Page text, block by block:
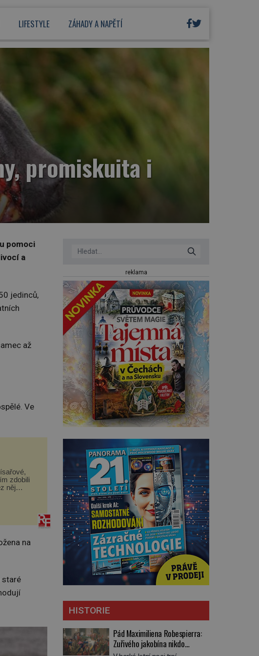
LIFESTYLE ZÁHADY A NAPĚTÍ
promiskuita i
pomoci
a
jedinců,
až
Ve
zdobili
něj
na
staré
reklama
HISTORIE
Pád Maximiliena Robespierra:
Zuřivého jakobína nikdo